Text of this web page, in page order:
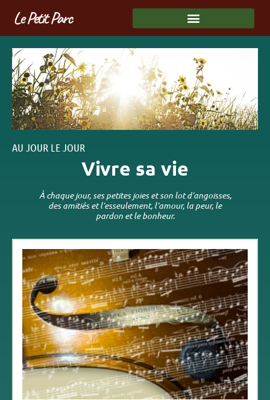
Le Petit Parc
AU JOUR LE JOUR
Vivre sa vie
À chaque jour, ses petites joies et son lot d’angoisses,
des amitiés et l’esseulement, l’amour, la peur, le
pardon et le bonheur.